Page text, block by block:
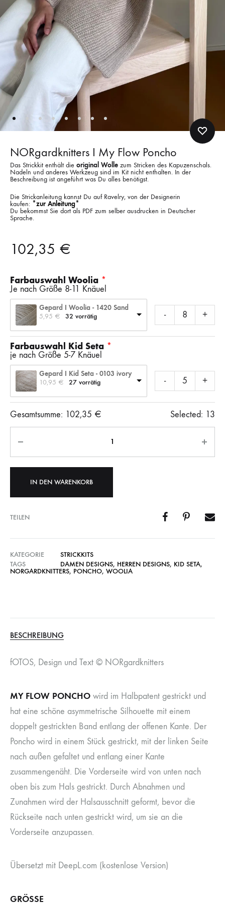
NORgardknitters I My Flow Poncho
Das Strickkit enthält die original Wolle zum Stricken des Kapuzenschals.
Nadeln und anderes Werkzeug sind im Kit nicht enthalten. In der
Beschreibung ist angeführt was Du alles benötigst.
Die Strickanleitung kannst Du auf Ravelry, von der Designerin
kaufen: *zur Anleitung*
Du bekommst Sie dort als PDF zum selber ausdrucken in Deutscher
Sprache.
102,35 €
Farbauswahl Woolia
Je nach Größe 8-11 Knäuel
Gepard I Woolia - 1420 Sand
5,95 € 32 vorrätig - +
Farbauswahl Kid Seta
je nach Größe 5-7 Knäuel
Gepard I Kid Seta - 0103 ivory
10,95 € 27 vorrätig - +
Gesamtsumme: 102,35 € Selected: 13
Anzahl
IN DEN WARENKORB
TEILEN
KATEGORIE
STRICKKITS
TAGS
DAMEN DESIGNS, HERREN DESIGNS, KID SETA,
NORGARDKNITTERS, PONCHO, WOOLIA
BESCHREIBUNG
fOTOS, Design und Text © NORgardknitters
MY FLOW PONCHO wird im Halbpatent gestrickt und
hat eine schöne asymmetrische Silhouette mit einem
doppelt gestrickten Band entlang der offenen Kante. Der
Poncho wird in einem Stück gestrickt, mit der linken Seite
nach außen gefaltet und entlang einer Kante
zusammengenäht. Die Vorderseite wird von unten nach
oben bis zum Hals gestrickt. Durch Abnahmen und
Zunahmen wird der Halsausschnitt geformt, bevor die
Rückseite nach unten gestrickt wird, um sie an die
Vorderseite anzupassen.
Übersetzt mit DeepL.com (kostenlose Version)
GRÖSSE